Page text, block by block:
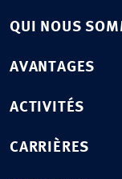
QUI NOUS
AVANTAGES
ACTIVITÉS
CARRIÈRES